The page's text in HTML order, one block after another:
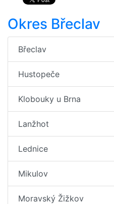
Okres Břeclav
Břeclav
Hustopeče
Klobouky u Brna
Lanžhot
Lednice
Mikulov
Moravský Žižkov